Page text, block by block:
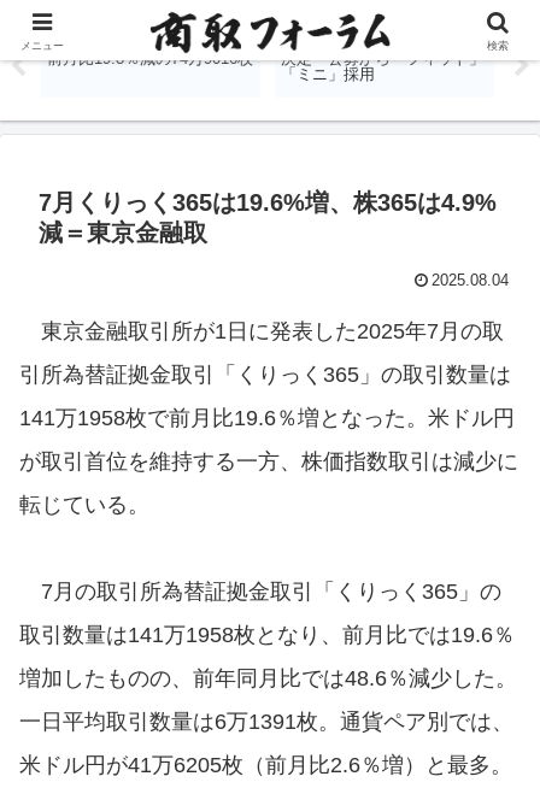
国内商品先物、7月出来高は
前月比19.8％減の74万9016枚
堂島取引所、金銀白金の愛称
決定 公募から「フィット」
「ミニ」採用
表
す
7月くりっく365は19.6%増、株365は4.9%
減＝東京金融取
2025.08.04
東京金融取引所が1日に発表した2025年7月の取
引所為替証拠金取引「くりっく365」の取引数量は
141万1958枚で前月比19.6％増となった。米ドル円
が取引首位を維持する一方、株価指数取引は減少に
転じている。
7月の取引所為替証拠金取引「くりっく365」の
取引数量は141万1958枚となり、前月比では19.6％
増加したものの、前年同月比では48.6％減少した。
一日平均取引数量は6万1391枚。通貨ペア別では、
米ドル円が41万6205枚（前月比2.6％増）と最多。
メニュー 検索